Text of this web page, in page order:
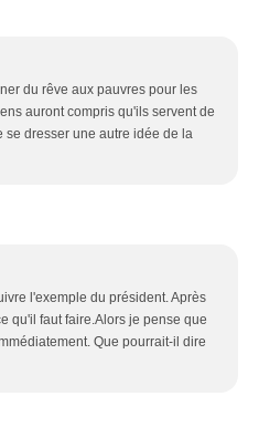
du rêve aux pauvres pour les
auront compris qu'ils servent de
se dresser une autre idée de la
l'exemple du président. Après
qu'il faut faire.Alors je pense que
Que pourrait-il dire